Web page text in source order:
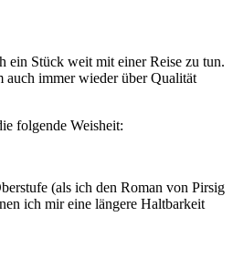
ein Stück weit mit einer Reise zu tun.
immer wieder über Qualität
folgende Weisheit:
(als ich den Roman von Pirsig
ich mir eine längere Haltbarkeit